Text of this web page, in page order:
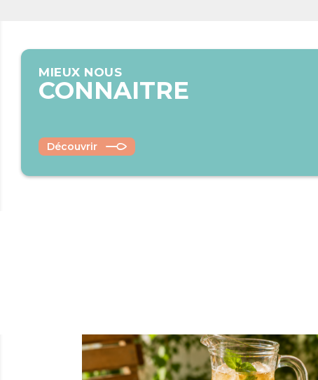
MIEUX NOUS
CONNAITRE
Découvrir